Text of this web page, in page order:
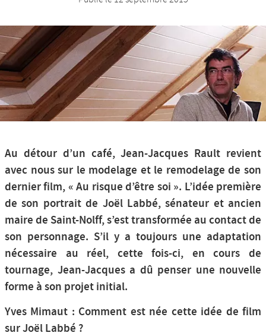
Au détour d’un café, Jean-Jacques Rault revient
avec nous sur le modelage et le remodelage de son
dernier film, « Au risque d’être soi ». L’idée première
de son portrait de Joël Labbé, sénateur et ancien
maire de Saint-Nolff, s’est transformée au contact de
son personnage. S’il y a toujours une adaptation
nécessaire au réel, cette fois-ci, en cours de
tournage, Jean-Jacques a dû penser une nouvelle
forme à son projet initial.
Yves Mimaut : Comment est née cette idée de film
sur Joël Labbé ?